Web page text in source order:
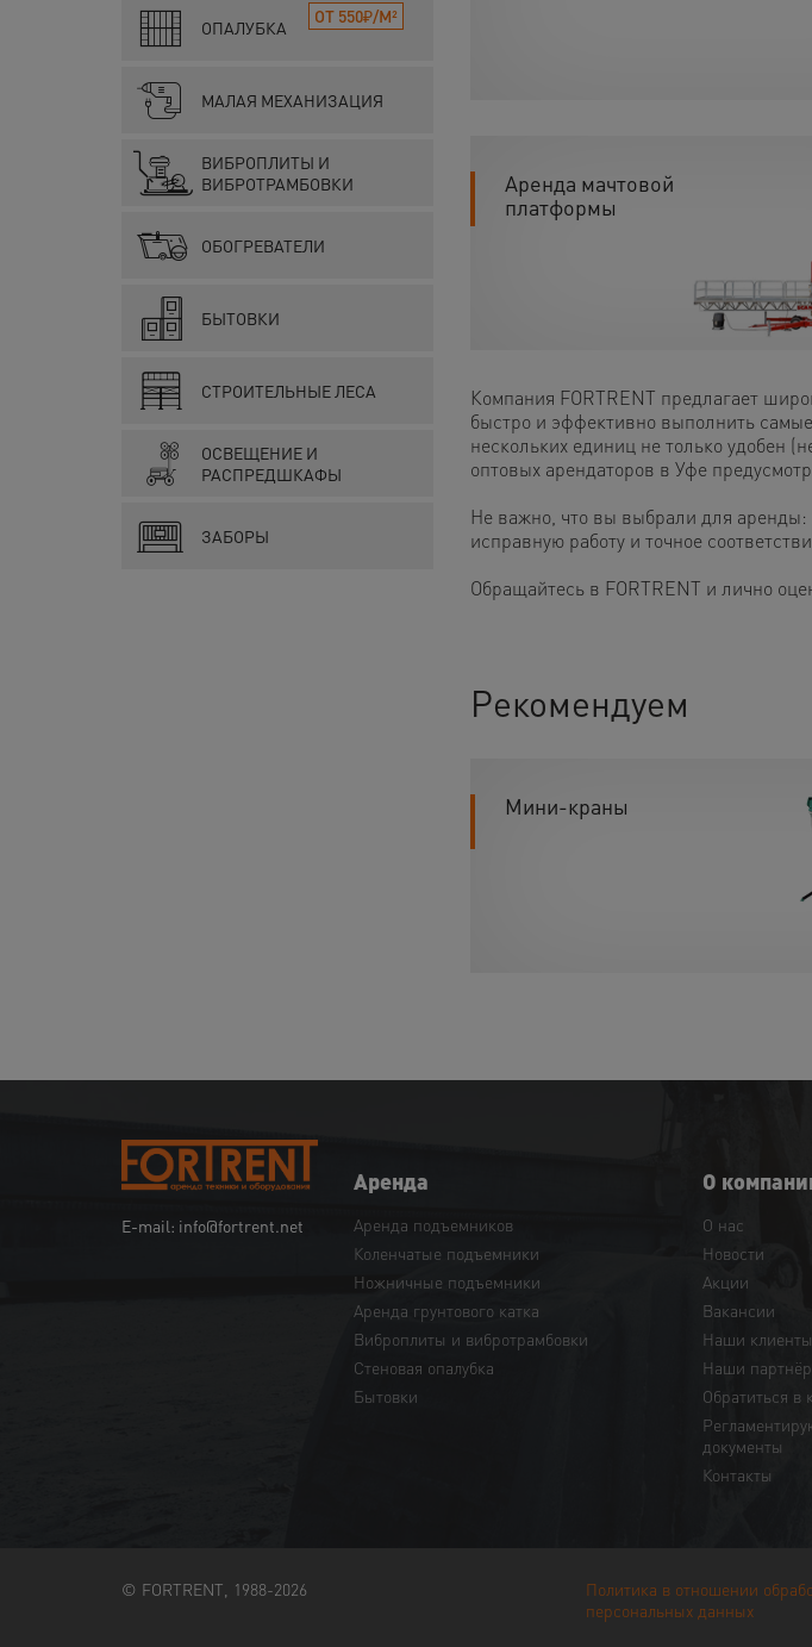
ОПАЛУБКА
ОТ 550₽/М²
МАЛАЯ МЕХАНИЗАЦИЯ
ВИБРОПЛИТЫ И
ВИБРОТРАМБОВКИ
ОБОГРЕВАТЕЛИ
БЫТОВКИ
СТРОИТЕЛЬНЫЕ ЛЕСА
ОСВЕЩЕНИЕ И
РАСПРЕДШКАФЫ
ЗАБОРЫ
Аренда мачтовой
платформы
Компания FORTRENT предлагает
быстро и эффективно выполнить
нескольких единиц не только удобен
оптовых арендаторов в Уфе
Не важно, что вы выбрали для аренды:
исправную работу и точное
Обращайтесь в FORTRENT и лично
Рекомендуем
Мини-краны
E-mail: info@fortrent.net
Аренда
Аренда подъемников
Коленчатые подъемники
Ножничные подъемники
Аренда грунтового катка
Виброплиты и вибротрамбовки
Cтеновая опалубка
Бытовки
О
О нас
Новости
Акции
Вакансии
Наши клиенты
Наши
Обратиться в
документы
Контакты
© FORTRENT, 1988-2026
Политика в отношении
персональных данных